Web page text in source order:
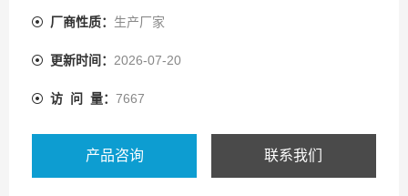
厂商性质： 生产厂家
更新时间： 2026-07-20
访 问 量： 7667
产品咨询 联系我们